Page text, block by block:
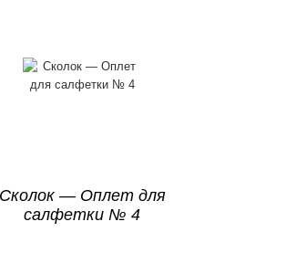
Сколок — Оплет для
салфетки № 4